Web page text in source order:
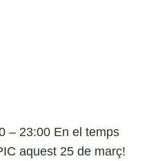
– 23:00 En el temps
aquest 25 de març!